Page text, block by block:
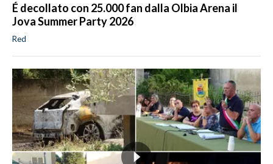
É decollato con 25.000 fan dalla Olbia Arena il
Jova Summer Party 2026
Red